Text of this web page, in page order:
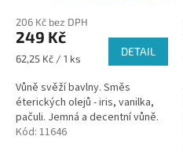
206 Kč bez DPH
249 Kč
Měrná
62,25 Kč / 1 ks
DETAIL
Vůně svěží bavlny. Směs
éterických olejů - iris, vanilka,
pačuli. Jemná a decentní vůně.
Kód: 11646